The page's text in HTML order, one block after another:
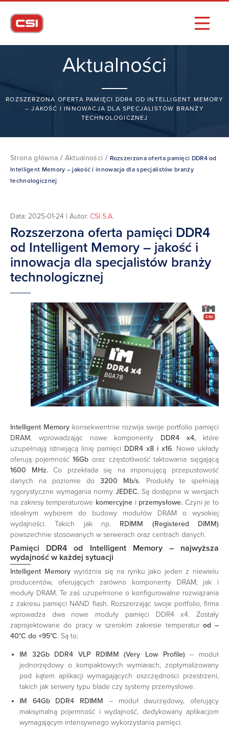
Aktualności
ROZSZERZONA OFERTA PAMIĘCI DDR4 OD INTELLIGENT MEMORY
– JAKOŚĆ I INNOWACJA DLA SPECJALISTÓW BRANŻY
TECHNOLOGICZNEJ
Strona główna / Aktualności / Rozszerzona oferta pamięci DDR4 od
Intelligent Memory – jakość i innowacja dla specjalistów branży
technologicznej
Data: 2025-01-24 | Autor: CSI S.A.
Rozszerzona oferta pamięci DDR4
od Intelligent Memory – jakość i
innowacja dla specjalistów branży
technologicznej
Intelligent Memory konsekwentnie rozwija swoje portfolio pamięci
DRAM, wprowadzając nowe komponenty DDR4 x4, które
uzupełniają istniejącą linię pamięci DDR4 x8 i x16. Nowe układy
oferują pojemność16Gb oraz częstotliwość taktowania sięgającą
1600 MHz.Co przekłada się na imponującą przepustowość
danych na poziomie do 3200 Mb/s. Produkty te spełniają
rygorystyczne wymagania normy JEDEC. Są dostępne w wersjach
na zakresy temperaturowe komercyjnei przemysłowe. Czyni je to
idealnym wyborem do budowy modułów DRAM o wysokiej
wydajności. Takich jak np. RDIMM (Registered DIMM)
powszechnie stosowanych w serwerach oraz centrach danych.
Pamięci DDR4 od Intelligent Memory – najwyższa
wydajność w każdej sytuacji
Intelligent Memorywyróżnia się na rynku jako jeden z niewielu
producentów, oferujących zarówno komponenty DRAM, jak i
moduły DRAM. Te zaś uzupełnione o konfigurowalne rozwiązania
z zakresu pamięci NAND flash. Rozszerzając swoje portfolio, firma
wprowadza dwa nowe moduły pamięci DDR4 x4. Zostały
zaprojektowane do pracy w szerokim zakresie temperatur od –
40°C do +95°C. Są to:
IM 32Gb DDR4 VLP RDIMM (Very Low Profile) – moduł
jednorzędowy o kompaktowych wymiarach, zoptymalizowany
pod kątem aplikacji wymagających oszczędności przestrzeni,
takich jak serwery typu blade czy systemy przemysłowe.
IM 64Gb DDR4 RDIMM – moduł dwurzędowy, oferujący
maksymalną pojemność i wydajność, dedykowany aplikacjom
wymagającym intensywnego wykorzystania pamięci.